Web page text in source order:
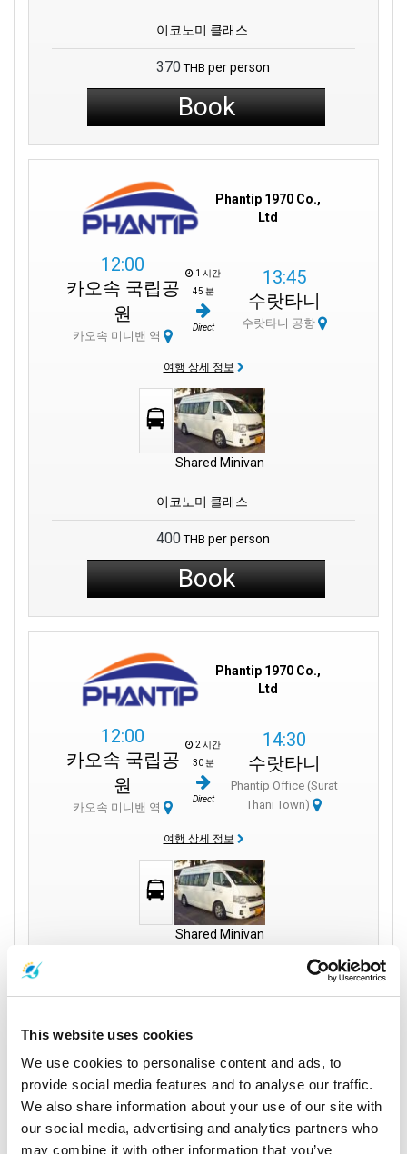
This website uses cookies
We use cookies to personalise content and ads, to
provide social media features and to analyse our traffic.
We also share information about your use of our site with
our social media, advertising and analytics partners who
may combine it with other information that you’ve
이코노미 클래스
370 THB per person
Book
Phantip 1970 Co.,
Ltd
12:00
카오속 국립공
원
카오속 미니밴 역
1 시간
45 분
Direct
13:45
수랏타니
수랏타니 공항
여행 상세 정보
Shared Minivan
이코노미 클래스
400 THB per person
Book
Phantip 1970 Co.,
Ltd
12:00
카오속 국립공
원
카오속 미니밴 역
2 시간
30 분
Direct
14:30
수랏타니
Phantip Office (Surat
Thani Town)
여행 상세 정보
Shared Minivan
Book
Phantip 1970 Co.,